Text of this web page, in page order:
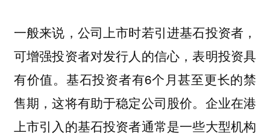
一般来说，公司上市时若引进基石投资者，
可增强投资者对发行人的信心，表明投资具
有价值。基石投资者有6个月甚至更长的禁
售期，这将有助于稳定公司股价。企业在港
上市引入的基石投资者通常是一些大型机构